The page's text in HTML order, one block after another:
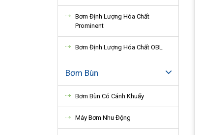
Bơm Định Lượng Hóa Chất
Prominent
Bơm Định Lượng Hóa Chất OBL
Bơm Bùn
Bơm Bùn Có Cánh Khuấy
Máy Bơm Nhu Động